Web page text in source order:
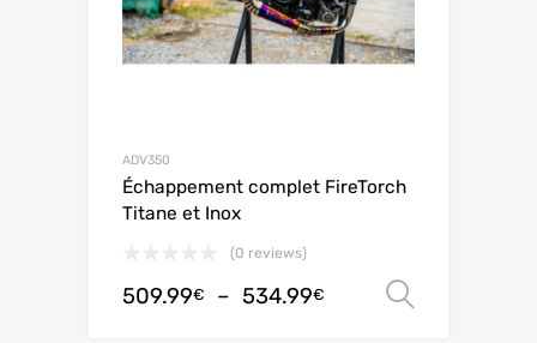
ADV350
Échappement complet FireTorch
Titane et Inox
(0 reviews)
509.99€ – 534.99€